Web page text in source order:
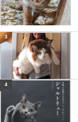
3
4